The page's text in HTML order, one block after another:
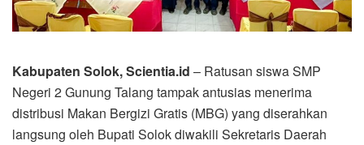
Kabupaten Solok, Scientia.id – Ratusan siswa SMP
Negeri 2 Gunung Talang tampak antusias menerima
distribusi Makan Bergizi Gratis (MBG) yang diserahkan
langsung oleh Bupati Solok diwakili Sekretaris Daerah